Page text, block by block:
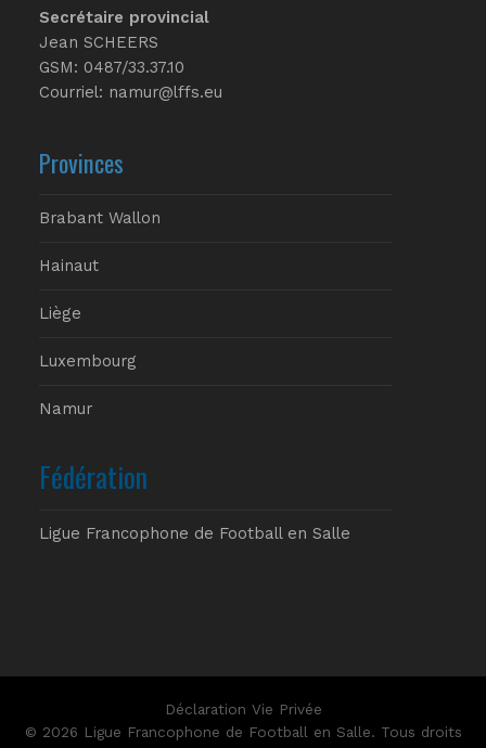
Secrétaire provincial
Jean SCHEERS
GSM: 0487/33.37.10
Courriel: namur@lffs.eu
Provinces
Brabant Wallon
Hainaut
Liège
Luxembourg
Namur
Fédération
Ligue Francophone de Football en Salle
Déclaration Vie Privée
© 2026 Ligue Francophone de Football en Salle. Tous droits